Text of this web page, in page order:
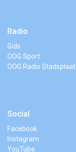
Radio
Gids
OOG Sport
OOG Radio Stadsplaat
Social
Facebook
Instagram
YouTube